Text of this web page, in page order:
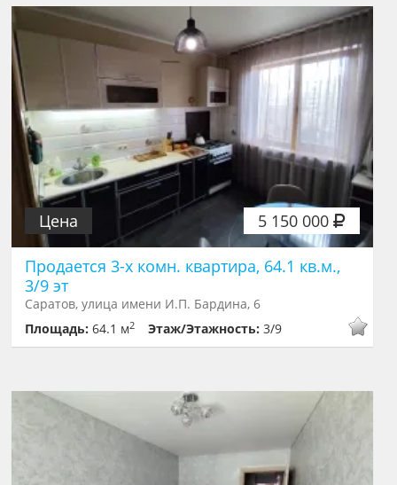
5 150 000
Цена
Продается 3-х комн. квартира, 64.1 кв.м.,
3/9 эт
Саратов, улица имени И.П. Бардина, 6
Площадь:64.1 м2 Этаж/Этажность:3/9